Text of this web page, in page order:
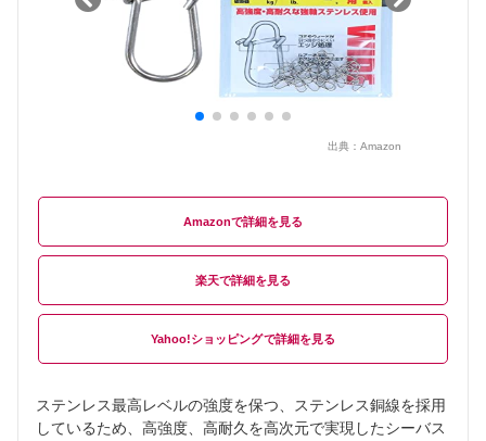
出典： Amazon
Amazon
楽天
Yahoo!ショッピング
ステンレス最高レベルの強度を保つ、ステンレス銅線を採用
しているため、高強度、高耐久を高次元で実現したシーバス